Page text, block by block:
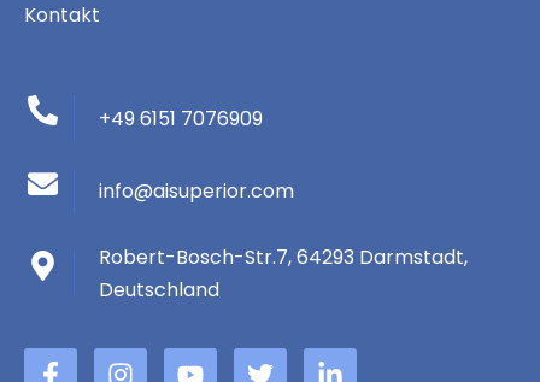
Kontakt
+49 6151 7076909
info@aisuperior.com
Robert-Bosch-Str.7, 64293 Darmstadt,
Deutschland
F
B
Y
Þ